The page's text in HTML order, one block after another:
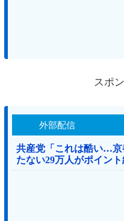
スポ
外部配信
共産党「これは酷い…京
たない29万人がポイン